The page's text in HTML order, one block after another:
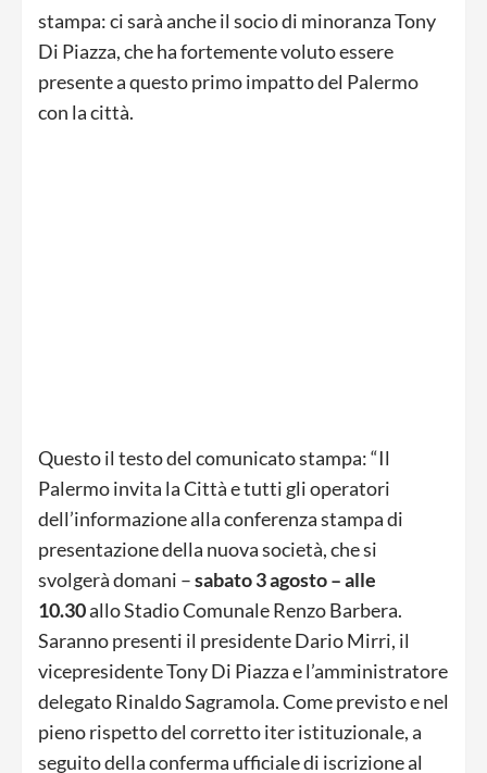
stampa: ci sarà anche il socio di minoranza Tony
Di Piazza, che ha fortemente voluto essere
presente a questo primo impatto del Palermo
con la città.
Questo il testo del comunicato stampa: “Il
Palermo invita la Città e tutti gli operatori
dell’informazione alla conferenza stampa di
presentazione della nuova società, che si
svolgerà domani –sabato 3 agosto – alle
10.30allo Stadio Comunale Renzo Barbera.
Saranno presenti il presidente Dario Mirri, il
vicepresidente Tony Di Piazza e l’amministratore
delegato Rinaldo Sagramola. Come previsto e nel
pieno rispetto del corretto iter istituzionale, a
seguito della conferma ufficiale di iscrizione al